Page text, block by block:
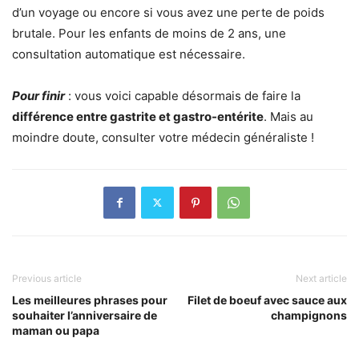
d’un voyage ou encore si vous avez une perte de poids
brutale. Pour les enfants de moins de 2 ans, une
consultation automatique est nécessaire.
Pour finir: vous voici capable désormais de faire la
différence entre gastrite et gastro-entérite. Mais au
moindre doute, consulter votre médecin généraliste !
Previous article
Les meilleures phrases pour
souhaiter l’anniversaire de
maman ou papa
Next article
Filet de boeuf avec sauce aux
champignons